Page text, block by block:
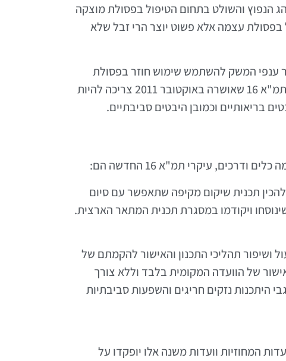
הנפוץ והשולט בתחום הטיפול בפסולת מוצקה
בפסולת עצמה אלא פשוט יוצר הרי זבל שלא
ענפי המשק להשתמש שימוש חוזר בפסולת
ומרכיביה וכמו כן תעודד יצרנים להפיק פחות פסולת באמצעות אריזות, תהליכי ייצור וכדומה. באופן כללי תמ"א 16 שאושרה באוקטובר 2011 צריכה להיות
בריאותיים וכמובן היבטים סביבתיים.
עיקרי תמ"א 16 החדשה הם:
להכין תכנית שיקום מקיפה שתאפשר עם סיום
ויקודמו במסגרת תכנית המתאר הארצית.
ושיפור תהליכי התכנון והאישור להקמתם של
של הוועדה המקומית בלבד וללא צורך
היתכנות נזקים חריגים והשפעות סביבתיות
המחוזיות וועדות משנה אלו יופקדו על